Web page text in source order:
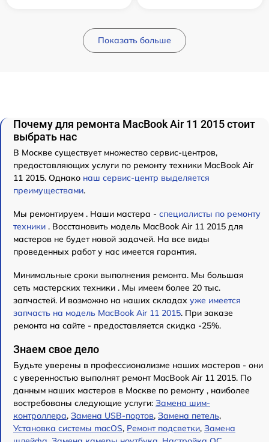
Показать больше
Почему для ремонта MacBook Air 11 2015 стоит
выбрать нас
В Москве существует множество сервис-центров,
предоставляющих услуги по ремонту техники MacBook Air
11 2015. Однако наш сервис-центр выделяется
преимуществами.
Мы ремонтируем . Наши мастера - специалисты по ремонту
техники . Восстановить модель MacBook Air 11 2015 для
мастеров не будет новой задачей. На все виды
проведенных работ у нас имеется гарантия.
Минимальные сроки выполнения ремонта. Мы большая
сеть мастерских техники . Мы имеем более 20 тыс.
запчастей. И возможно на наших складах уже имеется
запчасть на модель MacBook Air 11 2015. При заказе
ремонта на сайте - предоставляется скидка -25%.
Знаем свое дело
Будьте уверены в профессионализме наших мастеров - они
с уверенностью выполнят ремонт MacBook Air 11 2015. По
данным наших мастеров в Москве по ремонту , наиболее
востребованы следующие услуги: Замена шим-
контроллера, Замена USB-портов, Замена петель,
Установка системы macOS, Ремонт подсветки, Замена